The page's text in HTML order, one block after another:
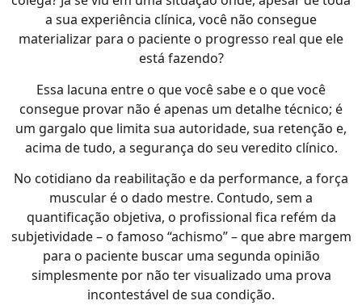
a sua experiência clínica, você não consegue
materializar para o paciente o progresso real que ele
está fazendo?
Essa lacuna entre o que você sabe e o que você
consegue provar não é apenas um detalhe técnico; é
um gargalo que limita sua autoridade, sua retenção e,
acima de tudo, a segurança do seu veredito clínico.
No cotidiano da reabilitação e da performance, a força
muscular é o dado mestre. Contudo, sem a
quantificação objetiva, o profissional fica refém da
subjetividade – o famoso “achismo” – que abre margem
para o paciente buscar uma segunda opinião
simplesmente por não ter visualizado uma prova
incontestável de sua condição.